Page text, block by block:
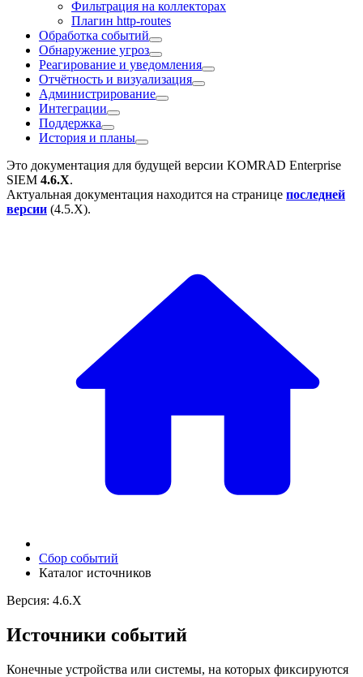
Фильтрация на коллекторах
Плагин http-routes
Обработка событий
Обнаружение угроз
Реагирование и уведомления
Отчётность и визуализация
Администрирование
Интеграции
Поддержка
История и планы
Это документация для будущей версии KOMRAD Enterprise
SIEM 4.6.X.
Актуальная документация находится на странице последней
версии (4.5.X).
Сбор событий
Каталог источников
Версия: 4.6.X
Источники событий
Конечные устройства или системы, на которых фиксируются